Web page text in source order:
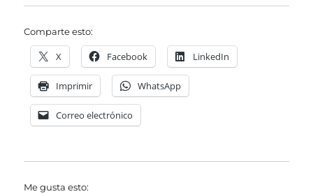
Comparte esto:
X Facebook LinkedIn
Imprimir WhatsApp
Correo electrónico
Me gusta esto: